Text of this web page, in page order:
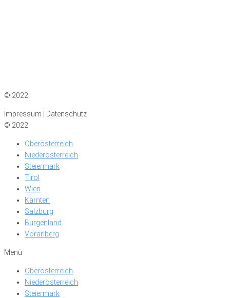
© 2022
Impressum | Datenschutz
© 2022
Oberösterreich
Niederösterreich
Steiermark
Tirol
Wien
Kärnten
Salzburg
Burgenland
Vorarlberg
Menü
Oberösterreich
Niederösterreich
Steiermark